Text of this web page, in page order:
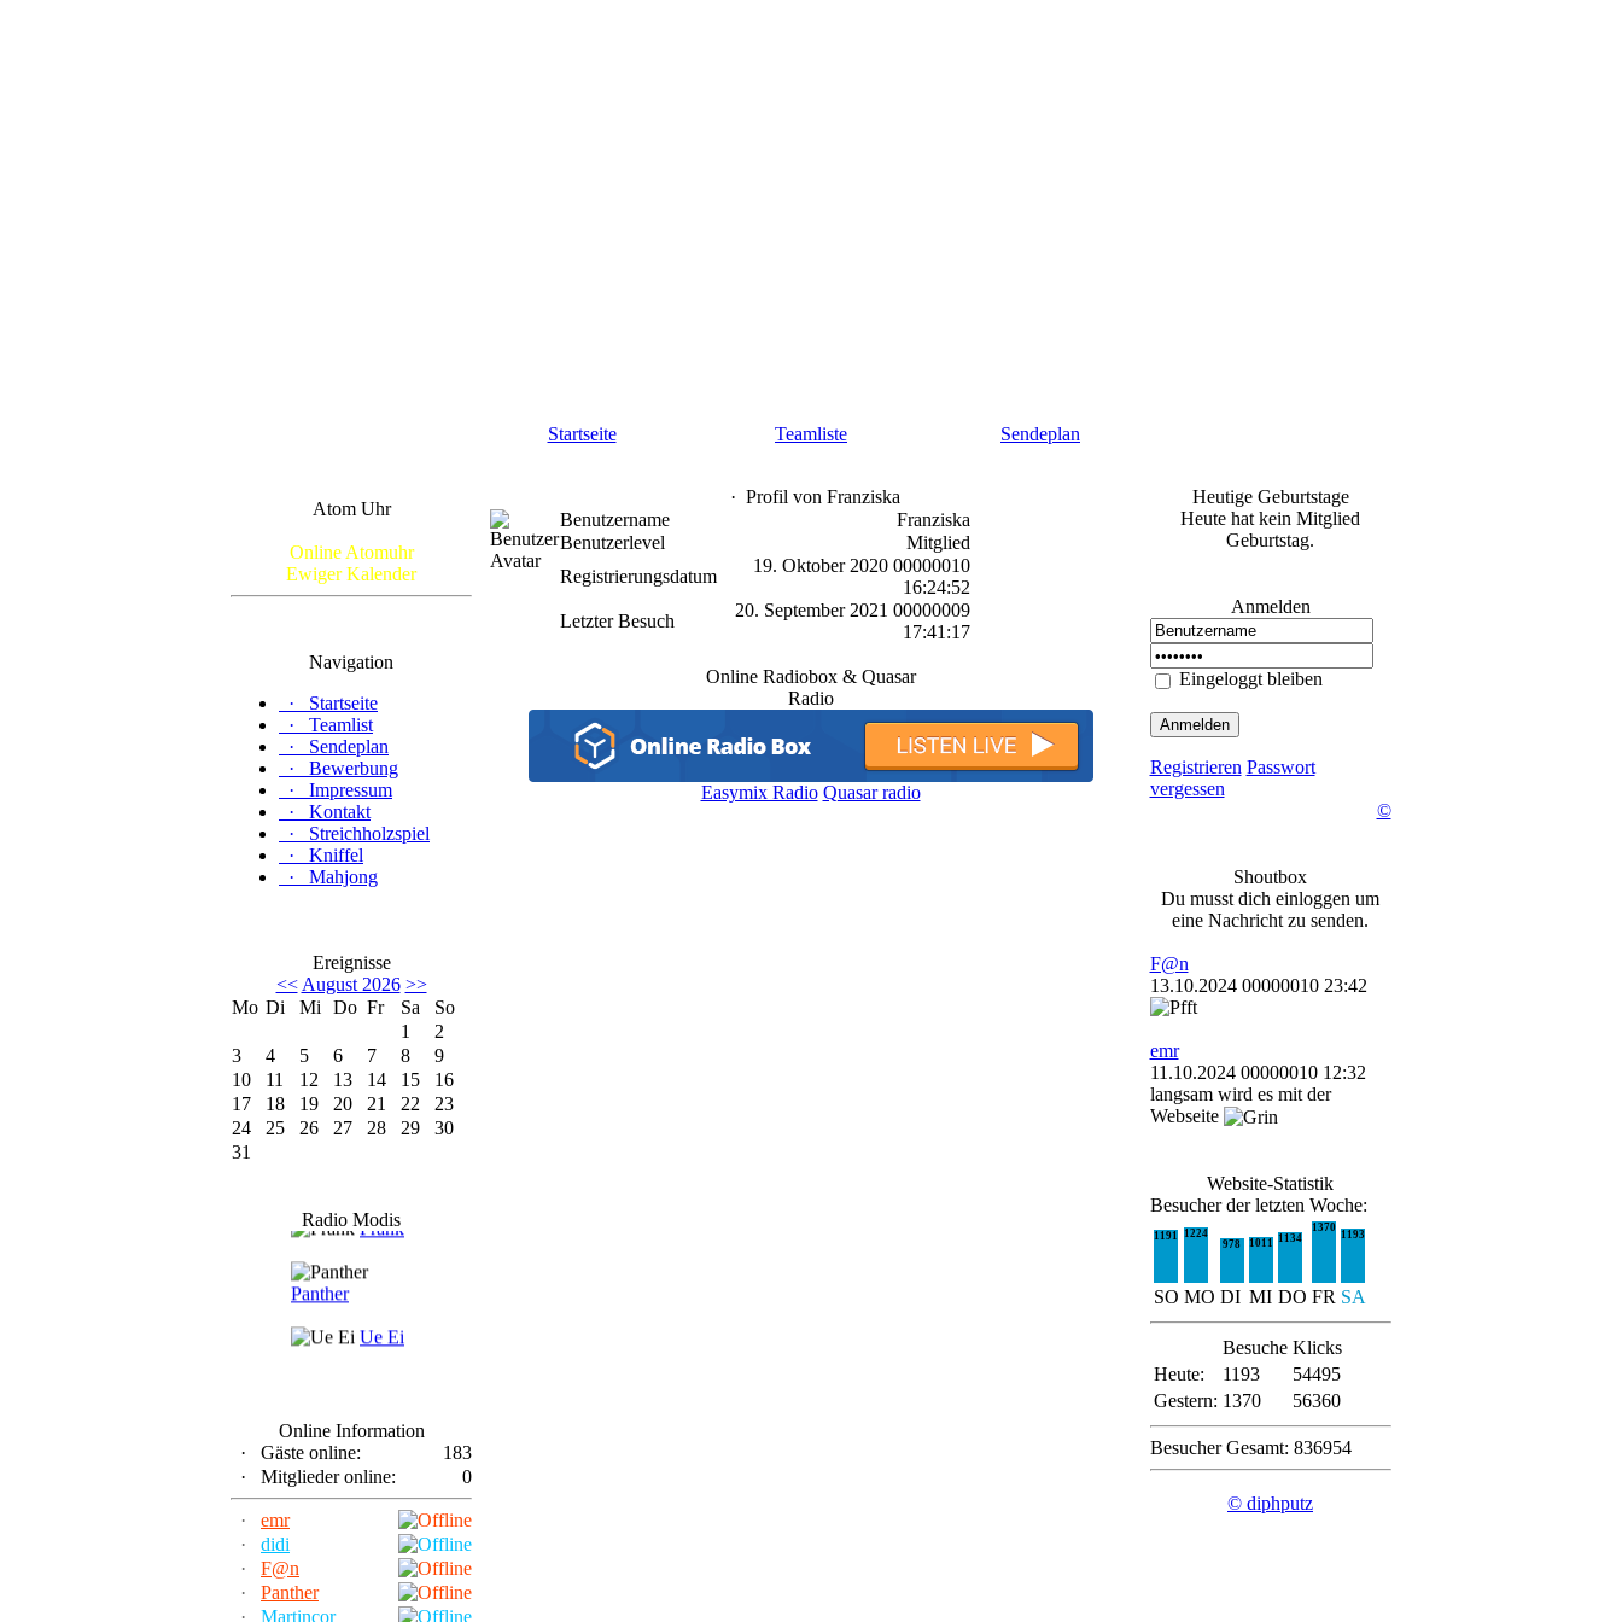
Startseite Teamliste Sendeplan
Atom Uhr
Online Atomuhr
Ewiger Kalender
Navigation
·
Startseite
·
Teamlist
·
Sendeplan
·
Bewerbung
·
Impressum
·
Kontakt
·
Streichholzspiel
·
Kniffel
·
Mahjong
Ereignisse
<< August 2026 >>
Mo Di Mi Do Fr Sa
So
1
2
3
4 5 6 7 8
9
10
11 12 13 14 15
16
17
18 19 20 21 22
23
24
25 26 27 28 29
30
31
Radio Modis
Frank
Panther
Ue Ei
Online Information
·
Gäste online:
183
·
Mitglieder online: 0
·
emr
·
didi
·
F@n
·
Panther
·
Martincor
· Profil von Franziska
Benutzername
Franziska
Benutzerlevel
Mitglied
Registrierungsdatum
19. Oktober 2020 00000010
16:24:52
Letzter Besuch
20. September 2021 00000009
17:41:17
Online Radiobox & Quasar
Radio
Easymix Radio Quasar radio
Heutige Geburtstage
Heute hat kein Mitglied
Geburtstag.
Anmelden
Eingeloggt bleiben
Registrieren Passwort
vergessen
©
Shoutbox
Du musst dich einloggen um
eine Nachricht zu senden.
F@n
13.10.2024 00000010 23:42
emr
11.10.2024 00000010 12:32
langsam wird es mit der
Webseite
Website-Statistik
Besucher der letzten Woche:
1191
1224
978
1011 1134
1370
1193
SO MO DI MI DO FR SA
Besuche Klicks
Heute:
1193
54495
Gestern: 1370 56360
Besucher Gesamt: 836954
© diphputz